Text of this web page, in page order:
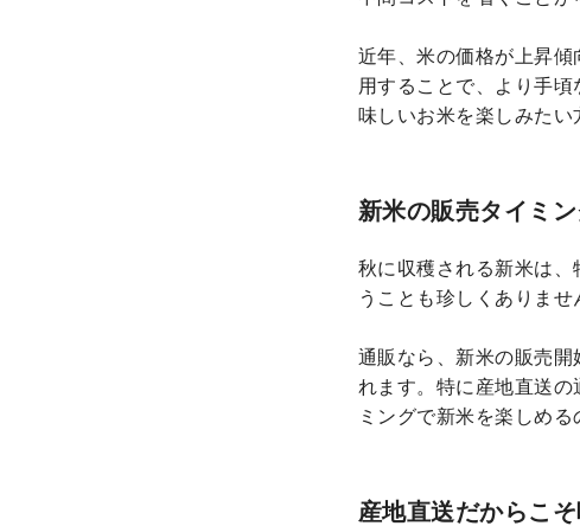
近年、米の価格が上昇
用することで、より手
味しいお米を楽しみたい
新米の販売タイミ
秋に収穫される新米は
うことも珍しくありませ
通販なら、新米の販売
れます。特に産地直送
ミングで新米を楽しめる
産地直送だからこ